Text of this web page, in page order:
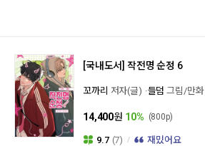
[국내도서] 작전명 순정 6
꼬까리 저자(글) 들덤 그림/만화
14,400원 10% (800p)
9.7 (7)
재밌어요